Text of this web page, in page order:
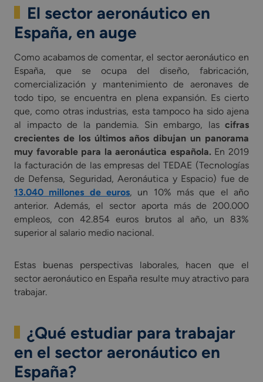
El sector aeronáutico en
España, en auge
Como acabamos de comentar, el sector aeronáutico en
España, que se ocupa del diseño, fabricación,
comercialización y mantenimiento de aeronaves de
todo tipo, se encuentra en plena expansión. Es cierto
que, como otras industrias, esta tampoco ha sido ajena
al impacto de la pandemia. Sin embargo, las cifras
crecientes de los últimos años dibujan un panorama
muy favorable para la aeronáutica española. En 2019
la facturación de las empresas del TEDAE (Tecnologías
de Defensa, Seguridad, Aeronáutica y Espacio) fue de
13.040 millones de euros, un 10% más que el año
anterior. Además, el sector aporta más de 200.000
empleos, con 42.854 euros brutos al año, un 83%
superior al salario medio nacional.
Estas buenas perspectivas laborales, hacen que el
sector aeronáutico en España resulte muy atractivo para
trabajar.
¿Qué estudiar para trabajar
en el sector aeronáutico en
España?